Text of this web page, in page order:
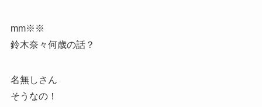
mm※※
鈴木奈々何歳の話？
名無しさん
そうなの！